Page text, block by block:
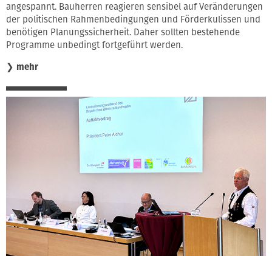
angespannt. Bauherren reagieren sensibel auf Veränderungen
der politischen Rahmenbedingungen und Förderkulissen und
benötigen Planungssicherheit. Daher sollten bestehende
Programme unbedingt fortgeführt werden.
❯ mehr